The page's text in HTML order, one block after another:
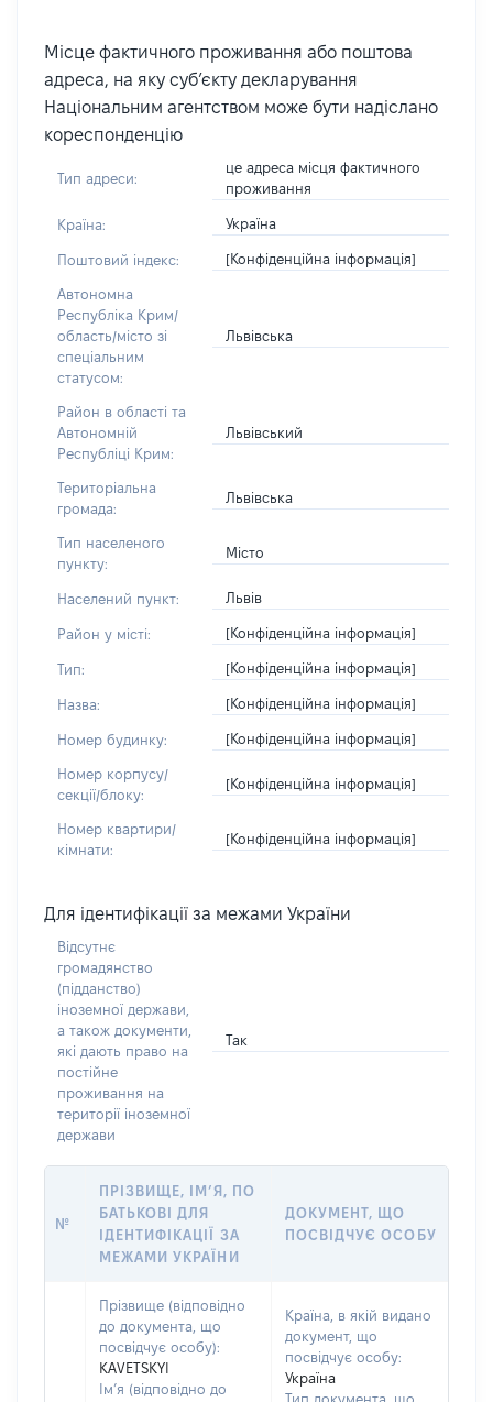
Місце фактичного проживання або поштова
адреса, на яку суб’єкту декларування
Національним агентством може бути надіслано
кореспонденцію
Тип адреси:
це адреса місця фактичного
проживання
Країна: Україна
Поштовий індекс: [Конфіденційна інформація]
Автономна
Республіка Крим/
область/місто зі
спеціальним
статусом:
Львівська
Район в області та
Автономній
Республіці Крим:
Львівський
Територіальна
громада:
Львівська
Тип населеного
пункту:
Місто
Населений пункт: Львів
Район у місті: [Конфіденційна інформація]
Тип: [Конфіденційна інформація]
Назва: [Конфіденційна інформація]
Номер будинку: [Конфіденційна інформація]
Номер корпусу/
секції/блоку:
[Конфіденційна інформація]
Номер квартири/
кімнати:
[Конфіденційна інформація]
Для ідентифікації за межами України
Відсутнє
громадянство
(підданство)
іноземної держави,
а також документи,
які дають право на
постійне
проживання на
території іноземної
держави
Так
№
ПРІЗВИЩЕ, ІМ’Я, ПО
БАТЬКОВІ ДЛЯ
ІДЕНТИФІКАЦІЇ ЗА
МЕЖАМИ УКРАЇНИ
ДОКУМЕНТ, ЩО
ПОСВІДЧУЄ ОСОБУ
Прізвище (відповідно
до документа, що
посвідчує особу):
KAVETSKYI
Ім’я (відповідно до
Країна, в якій видано
документ, що
посвідчує особу:
Україна
Тип документа, що